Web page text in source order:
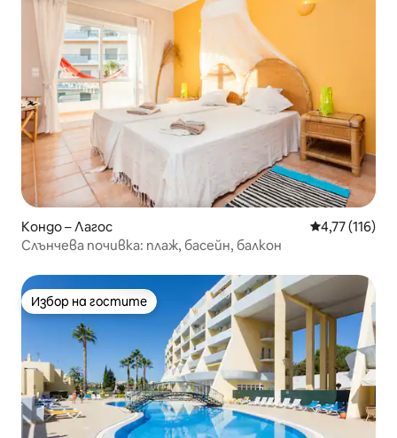
Кондо – Лагос Средна
4,77 (116)
Слънчева почивка: плаж, басейн, балкон
Избор на гостите
Избор на гостите